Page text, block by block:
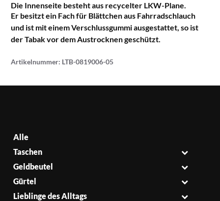
Die Innenseite besteht aus recycelter LKW-Plane.
Er besitzt ein Fach für Blättchen aus Fahrradschlauch
und ist mit einem Verschlussgummi ausgestattet, so ist
der Tabak vor dem Austrocknen geschützt.
Artikelnummer: LTB-0819006-05
Alle
Taschen
Geldbeutel
Gürtel
Lieblinge des Alltags